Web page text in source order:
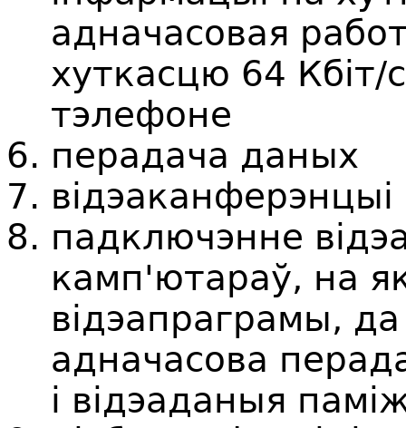
адначасовая
хуткасцю 64 Кбіт/
тэлефоне
перадача даных
відэаканферэнцыі
падключэнне
камп'ютараў, на
відэапраграмы, да
адначасова
і відэаданыя